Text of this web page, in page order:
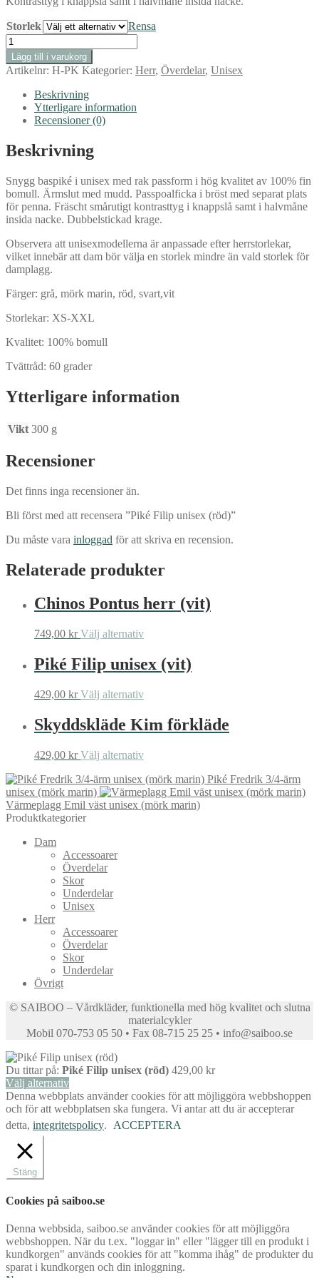
Storlek
Rensa
Piké
Filip
unisex
(röd)
mängd
Lägg till i varukorg
Artikelnr: H-PK Kategorier: Herr, Överdelar, Unisex
Beskrivning
Ytterligare information
Recensioner (0)
Beskrivning
Snygg baspiké i unisex med rak passform i hög kvalitet av 100% fin
bomull. Ärmslut med mudd. Passpoalficka i bröst med separat plats
för penna. Fräscht smårutigt kontrasttyg i knappslå samt i halvmåne
insida nacke. Dubbelstickad krage.
Observera att unisexmodellerna är anpassade efter herrstorlekar,
vilket innebär att dam bör välja en storlek mindre än vald storlek för
damplagg.
Färger: grå, mörk marin, röd, svart,vit
Storlekar: XS-XXL
Kvalitet: 100% bomull
Tvättråd: 60 grader
Ytterligare information
Vikt 300 g
Recensioner
Det finns inga recensioner än.
Bli först med att recensera ”Piké Filip unisex (röd)”
Du måste vara inloggad för att skriva en recension.
Relaterade produkter
Chinos Pontus herr (vit)
749,00 kr Välj alternativDen
produkten
har
varianter.
olika
alternativen
väljas
på
produktsidan
Piké Filip unisex (vit)
429,00 kr Välj alternativDen
produkten
har
varianter.
olika
alternativen
kan
Skyddskläde Kim förkläde
429,00 kr Välj alternativDen
produkten
har
flera
Piké Fredrik 3/4-ärm
unisex (mörk marin)
Värmeplagg Emil väst unisex (mörk marin)
Produktkategorier
Dam
Accessoarer
Överdelar
Skor
Underdelar
Unisex
Herr
Accessoarer
Överdelar
Skor
Underdelar
Övrigt
© SAIBOO – Vårdkläder, funktionella med hög kvalitet och slutna
materialcykler
Mobil 070-753 05 50 • Fax 08-715 25 25 • info@saiboo.se
Du tittar på: Piké Filip unisex (röd) 429,00 kr
Välj alternativ
Denna webbplats använder cookies för att möjliggöra webbshoppen
och för att webbplatsen ska fungera. Vi antar att du är accepterar
detta, integritetspolicy. ACCEPTERA
Stäng
Cookies på saiboo.se
Denna webbsida, saiboo.se använder cookies för att möjliggöra
webbshoppen. När du t.ex. "loggar in" eller "lägger till en produkt i
kundkorgen" används cookies för att "komma ihåg" de produkter du
sparat i kundkorgen och din inloggning.